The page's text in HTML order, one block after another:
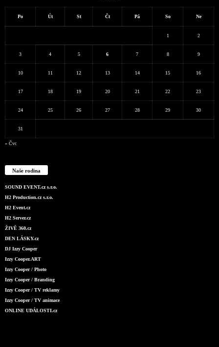
Po Út St Čt Pá So Ne
1 2
3 4 5 6 7 8 9
10 11 12 13 14 15 16
17 18 19 20 21 22 23
24 25 26 27 28 29 30
31
« Čvc
Naše rodina
SOUND EVENT.cz s.r.o.
H2 Production.cz s.r.o.
H2 Event.cz
H2 Server.cz
ŽIVĚ 360.cz
DEN LÁSKY.cz
DJ Izzy Cooper
Izzy Cooper.ART
Izzy Cooper / Photo
Izzy Cooper / Branding
Izzy Cooper / TV reklamy
Izzy Cooper / TV animace
ONLINE UDÁLOSTI.cz